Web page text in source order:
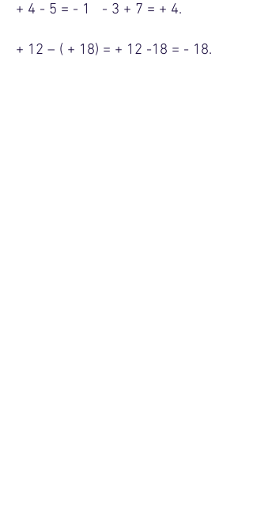
+ 4 - 5 = - 1 - 3 + 7 = + 4.
+ 12 – ( + 18) = + 12 -18 = - 18.